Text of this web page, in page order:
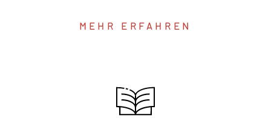
MEHR ERFAHREN